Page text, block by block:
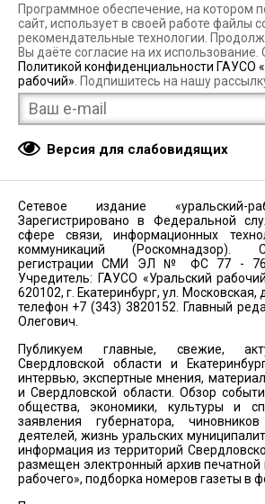
Программное обеспечение, на котором
сайт, использует в своей работе файлы
рекомендательные технологии.
Вы даёте согласие на их использование.
Политикой конфиденциальности ГАУСО
рабочий» . Подпишитесь на нашу
Версия для слабовидящих
Сетевое издание «уральский-
Зарегистрировано в Федеральной
сфере связи, информационных
коммуникаций (Роскомнадзор).
регистрации СМИ ЭЛ № ФС 77 -
Учредитель: ГАУСО «Уральский
620102, г. Екатеринбург, ул.
телефон +7 (343) 3820152. Главный
Олегович.
Публикуем главные, свежие,
Свердловской области и
интервью, экспертные мнения,
и Свердловской области. Обзор
общества, экономики, культуры и
заявления губернатора,
деятелей, жизнь уральских
информация из территорий
размещен электронный архив печатной
рабочего», подборка номеров газеты в